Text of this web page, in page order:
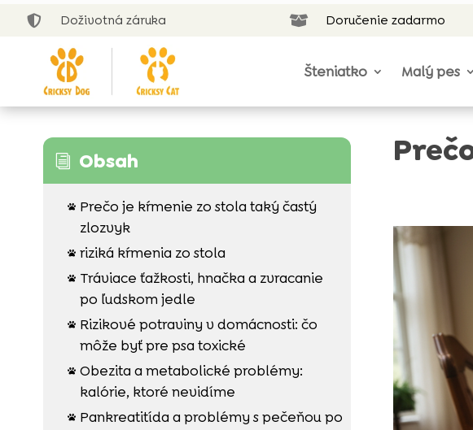
 Doživotná záruka  Doručenie zadarmo
Šteniatko Malý pes
i Obsah

Prečo je kŕmenie zo stola taký častý
zlozvyk
 riziká kŕmenia zo stola

Tráviace ťažkosti, hnačka a zvracanie
po ľudskom jedle

Rizikové potraviny v domácnosti: čo
môže byť pre psa toxické
 Obezita a metabolické problémy:
kalórie, ktoré nevidíme

Pankreatitída a problémy s pečeňou po